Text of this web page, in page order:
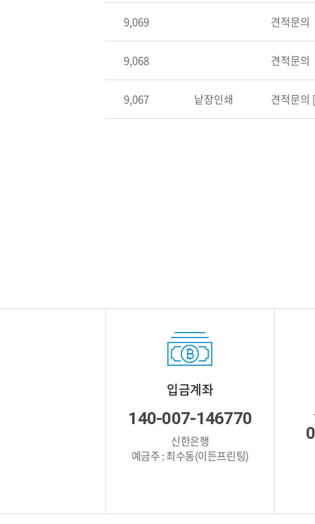
9,069 견적문의
9,068 견적문의
9,067 낱장인쇄 견적문의
입금계좌
140-007-146770
신한은행
예금주 : 최수동(이든프린팅)